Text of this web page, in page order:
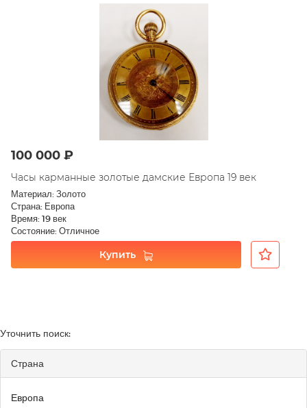
100 000 ₽
Часы карманные золотые дамские Европа 19 век
Материал: Золото
Страна: Европа
Время: 19 век
Состояние: Отличное
Купить
Уточнить поиск:
Страна
Европа